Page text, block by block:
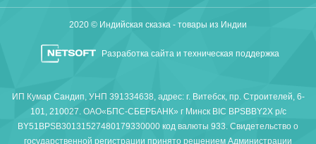
Разработка сайта и техническая поддержка
2020 © Индийская сказка - товары из Индии
ИП Кумар Сандип, УНП 391334638, адрес: г. Витебск, пр. Строителей, 6-
101, 210027. ОАО«БПС-СБЕРБАНК» г Минск BIC BPSBBY2X р/с
BY51BPSB30131527480179330000 код валюты 933. Свидетельство о
государственной регистрации принято решением Администрации